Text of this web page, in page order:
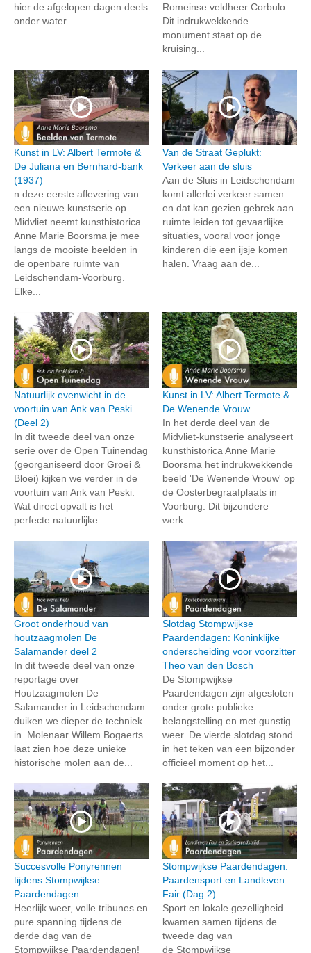
hier de afgelopen dagen deels
onder water...
Romeinse veldheer Corbulo.
Dit indrukwekkende
monument staat op de
kruising...
Kunst in LV: Albert Termote &
De Juliana en Bernhard-bank
(1937)
n deze eerste aflevering van
een nieuwe kunstserie op
Midvliet neemt kunsthistorica
Anne Marie Boorsma je mee
langs de mooiste beelden in
de openbare ruimte van
Leidschendam-Voorburg.
Elke...
Van de Straat Geplukt:
Verkeer aan de sluis
Aan de Sluis in Leidschendam
komt allerlei verkeer samen
en dat kan gezien gebrek aan
ruimte leiden tot gevaarlijke
situaties, vooral voor jonge
kinderen die een ijsje komen
halen. Vraag aan de...
Natuurlijk evenwicht in de
voortuin van Ank van Peski
(Deel 2)
In dit tweede deel van onze
serie over de Open Tuinendag
(georganiseerd door Groei &
Bloei) kijken we verder in de
voortuin van Ank van Peski.
Wat direct opvalt is het
perfecte natuurlijke...
Kunst in LV: Albert Termote &
De Wenende Vrouw
In het derde deel van de
Midvliet-kunstserie analyseert
kunsthistorica Anne Marie
Boorsma het indrukwekkende
beeld 'De Wenende Vrouw' op
de Oosterbegraafplaats in
Voorburg. Dit bijzondere
werk...
Groot onderhoud van
houtzaagmolen De
Salamander deel 2
In dit tweede deel van onze
reportage over
Houtzaagmolen De
Salamander in Leidschendam
duiken we dieper de techniek
in. Molenaar Willem Bogaerts
laat zien hoe deze unieke
historische molen aan de...
Slotdag Stompwijkse
Paardendagen: Koninklijke
onderscheiding voor voorzitter
Theo van den Bosch
De Stompwijkse
Paardendagen zijn afgesloten
onder grote publieke
belangstelling en met gunstig
weer. De vierde slotdag stond
in het teken van een bijzonder
officieel moment op het...
Succesvolle Ponyrennen
tijdens Stompwijkse
Paardendagen
Heerlijk weer, volle tribunes en
pure spanning tijdens de
derde dag van de
Stompwijkse Paardendagen!
Stompwijkse Paardendagen:
Paardensport en Landleven
Fair (Dag 2)
Sport en lokale gezelligheid
kwamen samen tijdens de
tweede dag van
de Stompwijkse